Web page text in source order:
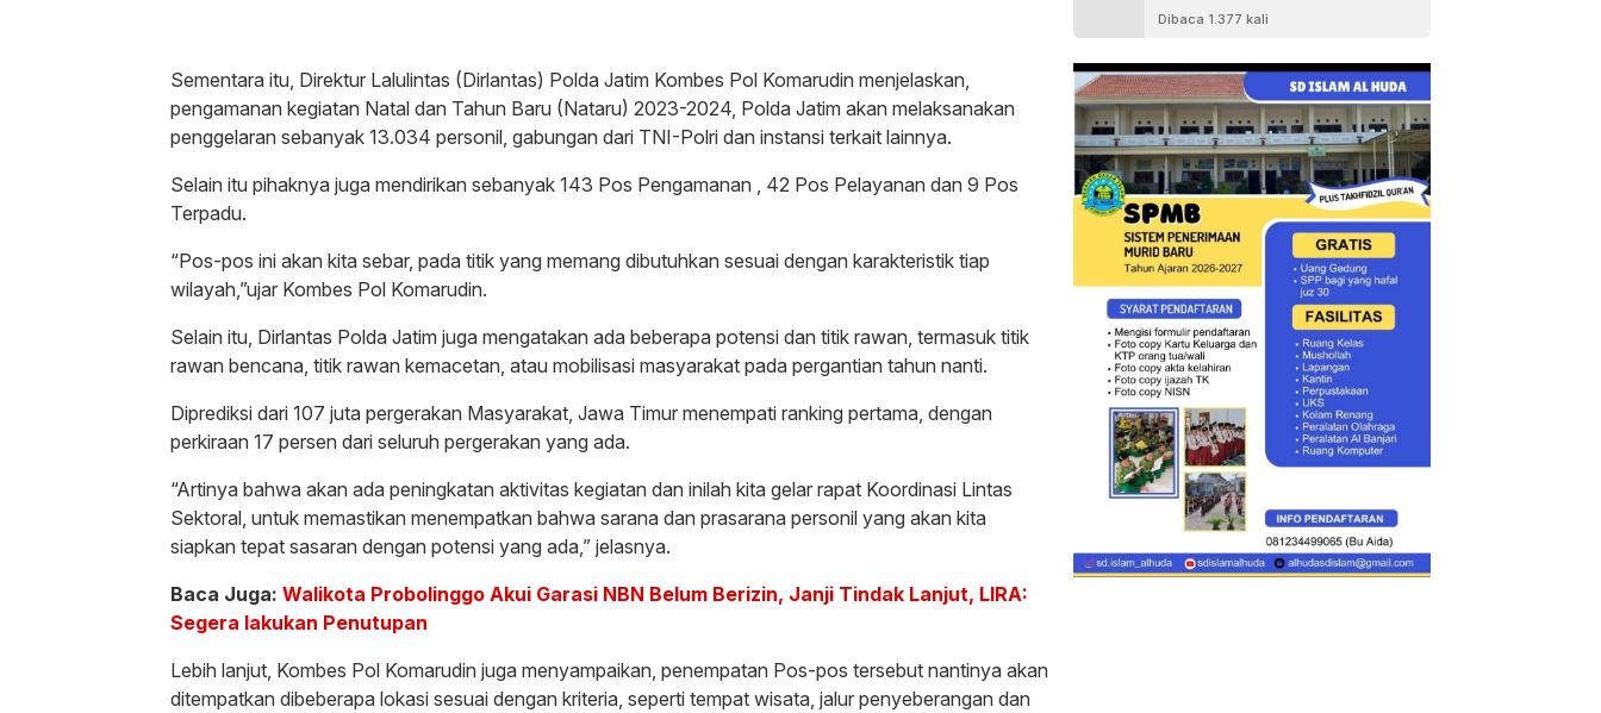
Sementara itu, Direktur Lalulintas (Dirlantas) Polda Jatim Kombes Pol Komarudin menjelaskan,
pengamanan kegiatan Natal dan Tahun Baru (Nataru) 2023-2024, Polda Jatim akan melaksanakan
penggelaran sebanyak 13.034 personil, gabungan dari TNI-Polri dan instansi terkait lainnya.
Selain itu pihaknya juga mendirikan sebanyak 143 Pos Pengamanan , 42 Pos Pelayanan dan 9 Pos
Terpadu.
“Pos-pos ini akan kita sebar, pada titik yang memang dibutuhkan sesuai dengan karakteristik tiap
wilayah,”ujar Kombes Pol Komarudin.
Selain itu, Dirlantas Polda Jatim juga mengatakan ada beberapa potensi dan titik rawan, termasuk titik
rawan bencana, titik rawan kemacetan, atau mobilisasi masyarakat pada pergantian tahun nanti.
Diprediksi dari 107 juta pergerakan Masyarakat, Jawa Timur menempati ranking pertama, dengan
perkiraan 17 persen dari seluruh pergerakan yang ada.
“Artinya bahwa akan ada peningkatan aktivitas kegiatan dan inilah kita gelar rapat Koordinasi Lintas
Sektoral, untuk memastikan menempatkan bahwa sarana dan prasarana personil yang akan kita
siapkan tepat sasaran dengan potensi yang ada,” jelasnya.
Baca Juga: Walikota Probolinggo Akui Garasi NBN Belum Berizin, Janji Tindak Lanjut, LIRA:
Segera lakukan Penutupan
Lebih lanjut, Kombes Pol Komarudin juga menyampaikan, penempatan Pos-pos tersebut nantinya akan
ditempatkan dibeberapa lokasi sesuai dengan kriteria, seperti tempat wisata, jalur penyeberangan dan
Senang
Dibaca 1.377 kali